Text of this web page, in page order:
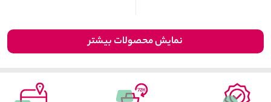
نمایش محصولات بیشتر